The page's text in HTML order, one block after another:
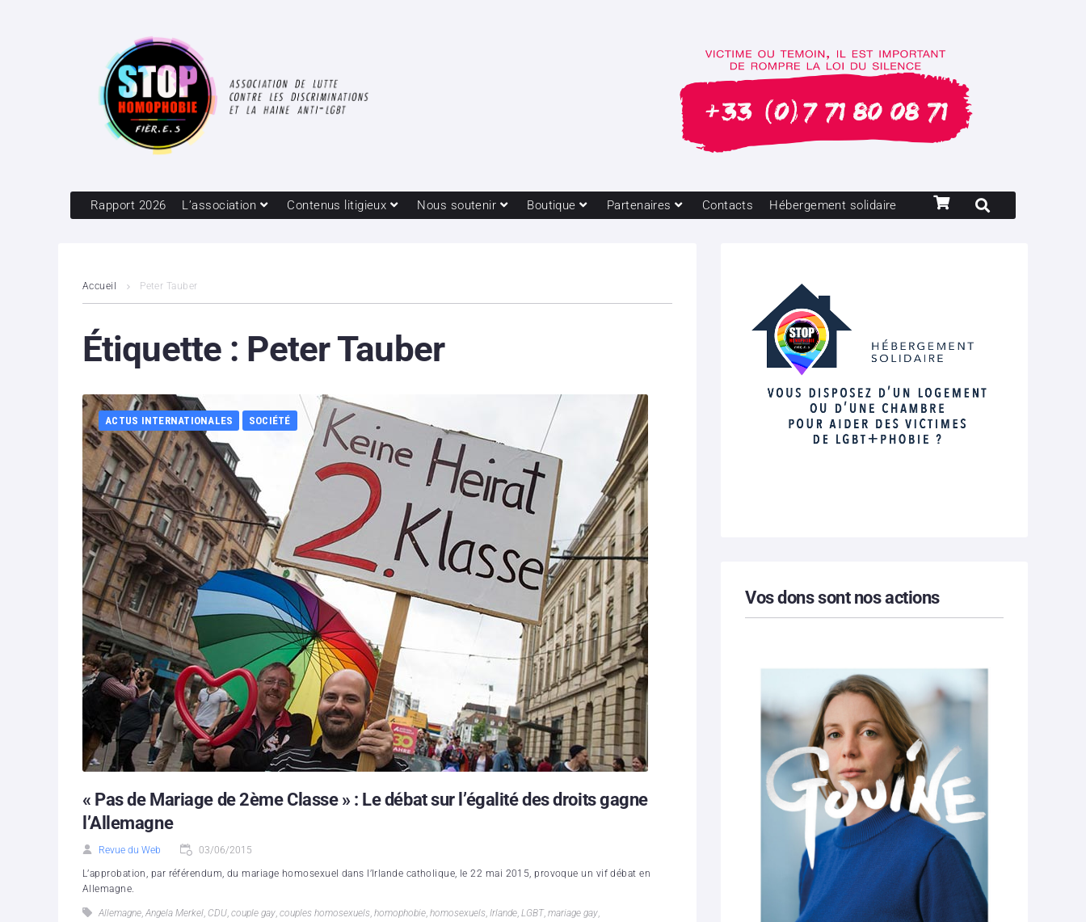
Rapport 2026 L’association Contenus litigieux Nous soutenir Boutique Partenaires Contacts Hébergement solidaire
Accueil Peter Tauber
Étiquette : Peter Tauber
ACTUS INTERNATIONALES SOCIÉTÉ
« Pas de Mariage de 2ème Classe » : Le débat sur l’égalité des droits gagne
l’Allemagne
Revue du Web 03/06/2015
L’approbation, par référendum, du mariage homosexuel dans l’Irlande catholique, le 22 mai 2015, provoque un vif débat en
Allemagne.
Allemagne, Angela Merkel, CDU, couple gay, couples homosexuels, homophobie, homosexuels, Irlande, LGBT, mariage gay,
Vos dons sont nos actions